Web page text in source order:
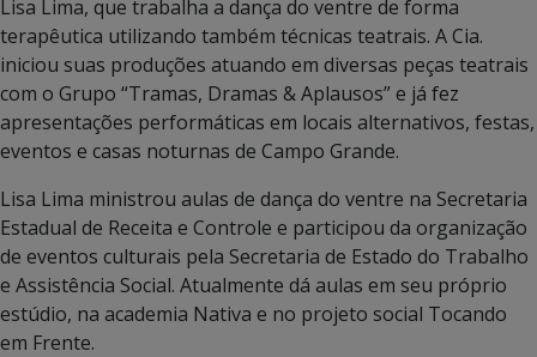
Lisa Lima, que trabalha a dança do ventre de forma
terapêutica utilizando também técnicas teatrais. A Cia.
iniciou suas produções atuando em diversas peças teatrais
com o Grupo “Tramas, Dramas & Aplausos” e já fez
apresentações performáticas em locais alternativos, festas,
eventos e casas noturnas de Campo Grande.
Lisa Lima ministrou aulas de dança do ventre na Secretaria
Estadual de Receita e Controle e participou da organização
de eventos culturais pela Secretaria de Estado do Trabalho
e Assistência Social. Atualmente dá aulas em seu próprio
estúdio, na academia Nativa e no projeto social Tocando
em Frente.